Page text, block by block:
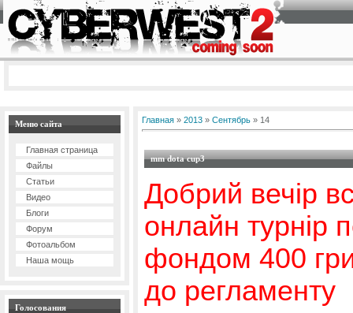
Меню сайта
Главная страница
Файлы
Статьи
Видео
Блоги
Форум
Фотоальбом
Наша мощь
Голосования
Главная » 2013 » Сентябрь » 14
mm dota cup3
Добрий вечір
онлайн турнір
фондом 400
до регламенту